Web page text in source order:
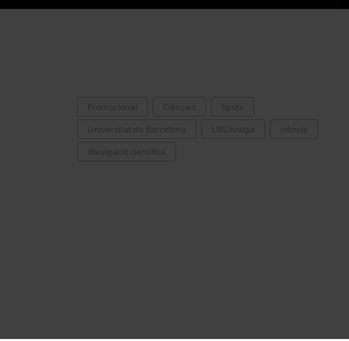
Promocional Ciències
Spots
Universitat de Barcelona
UBDivulga
ciència
divulgació científica